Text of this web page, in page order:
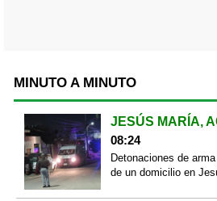
MINUTO A MINUTO
JESÚS MARÍA,
08:24
Detonaciones de
de un domicilio en